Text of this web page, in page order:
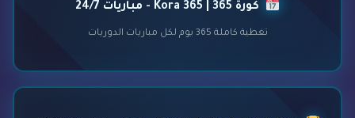
كورة 365 | Kora 365 - مباريات 24/7
تغطية كاملة 365 يوم لكل مباريات الدوريات